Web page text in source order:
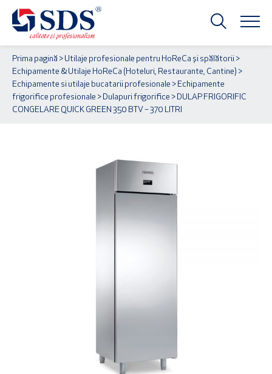
Prima pagină > Utilaje profesionale pentru HoReCa și spălătorii >
Echipamente & Utilaje HoReCa (Hoteluri, Restaurante, Cantine) >
Echipamente si utilaje bucatarii profesionale > Echipamente
frigorifice profesionale > Dulapuri frigorifice > DULAP FRIGORIFIC
CONGELARE QUICK GREEN 350 BTV – 370 LITRI